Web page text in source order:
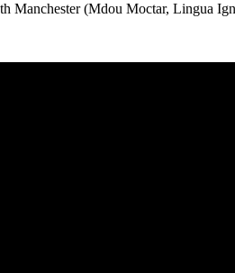
Manchester (Mdou Moctar, Lingua